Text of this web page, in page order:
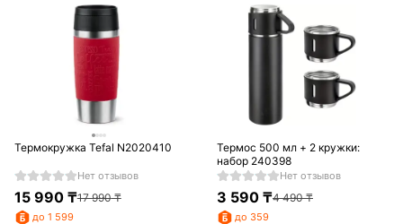
Термокружка Tefal N2020410
Нет отзывов
15 990₸17 990₸
до 1 599
Термос 500 мл + 2 кружки:
набор 240398
Нет отзывов
3 590 ₸4 490₸
до 359